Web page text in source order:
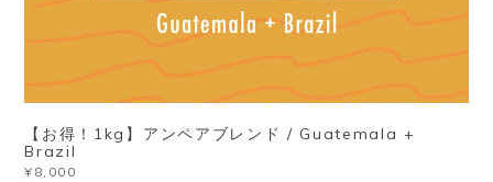
【お得！1kg】アンペアブレンド / Guatemala +
Brazil
¥8,000